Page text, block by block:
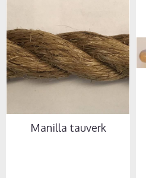
Manilla tauverk